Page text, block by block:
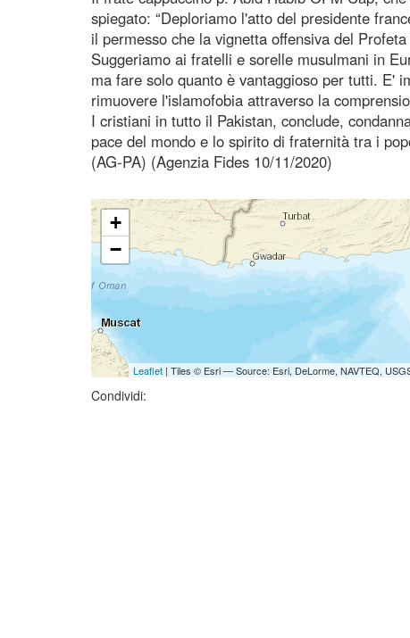
spiegato: “Deploriamo l'atto del presidente
il permesso che la vignetta offensiva del
Suggeriamo ai fratelli e sorelle musulmani in
ma fare solo quanto è vantaggioso per tutti. E'
rimuovere l'islamofobia attraverso la
I cristiani in tutto il Pakistan, conclude,
pace del mondo e lo spirito di fraternità tra i
(AG-PA) (Agenzia Fides 10/11/2020)
+
−
Leaflet| Tiles © Esri — Source: Esri, DeLorme, NAVTEQ,
Condividi: